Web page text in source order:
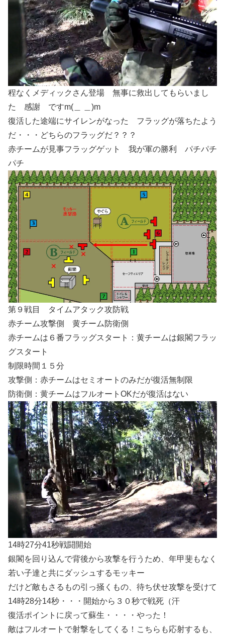
程なくメディックさん登場 無事に救出してもらいまし
た 感謝 ですm(＿ ＿)m
復活した途端にサイレンがなった フラッグが落ちたよう
だ・・・どちらのフラッグだ？？？
赤チームが見事フラッグゲット 我が軍の勝利 パチパチ
パチ
第９戦目 タイムアタック攻防戦
赤チーム攻撃側 黄チーム防衛側
赤チームは６番フラッグスタート：黄チームは銀閣フラッ
グスタート
制限時間１５分
攻撃側：赤チームはセミオートのみだが復活無制限
防衛側：黄チームはフルオートOKだが復活はない
14時27分41秒戦闘開始
銀閣を回り込んで背後から攻撃を行うため、年甲斐もなく
若い子達と共にダッシュするモッキー
だけど敵もさるもの引っ掻くもの、待ち伏せ攻撃を受けて
14時28分14秒・・・開始から３０秒で戦死（汗
復活ポイントに戻って蘇生・・・・やった！
敵はフルオートで射撃をしてくる！こちらも応射するも、